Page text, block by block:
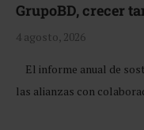
GrupoBD, crecer
4 agosto, 2026
El informe anual de
las alianzas con